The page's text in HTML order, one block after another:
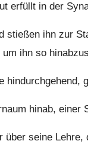
erfüllt in der
stießen ihn zur
ihn so
hindurchgehend,
hinab, einer
über seine